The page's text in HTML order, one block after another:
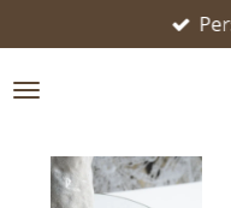
direct
naar